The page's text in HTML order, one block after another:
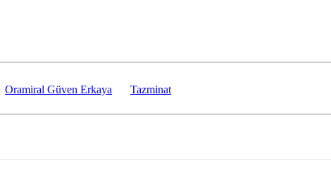
Oramiral Güven Erkaya Tazminat